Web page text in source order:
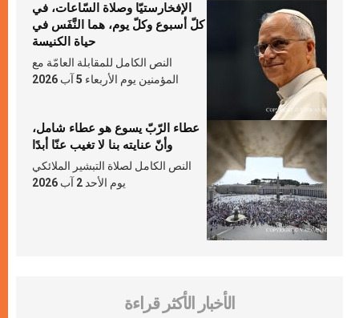
الإفخارستيّا وصلاة السّاعات، في
كلّ أسبوع وكلّ يوم، هما النَّفَس في
حياة الكنيسة
النص الكامل للمقابلة العامّة مع
المؤمنين يوم الأربعاء 5 آب 2026
عطاء الرّبّ يسوع هو عطاء شامل،
وأنّ عنايته بنا لا تغيب عنّا أبدًا
النص الكامل لصلاة التبشير الملائكي
يوم الأحد 2 آب 2026
الأخبار الأكثر قراءة